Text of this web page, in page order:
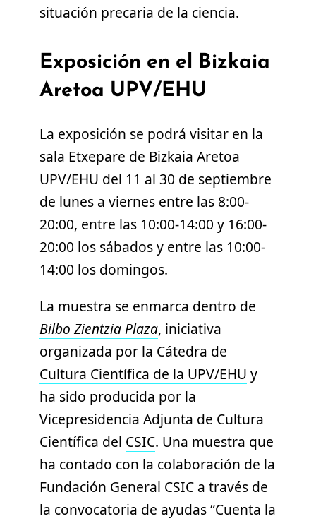
situación precaria de la ciencia.
Exposición en el Bizkaia
Aretoa UPV/EHU
La exposición se podrá visitar en la
sala Etxepare de Bizkaia Aretoa
UPV/EHU del 11 al 30 de septiembre
de lunes a viernes entre las 8:00-
20:00, entre las 10:00-14:00 y 16:00-
20:00 los sábados y entre las 10:00-
14:00 los domingos.
La muestra se enmarca dentro de
Bilbo Zientzia Plaza, iniciativa
organizada por la Cátedra de
Cultura Científica de la UPV/EHU y
ha sido producida por la
Vicepresidencia Adjunta de Cultura
Científica del CSIC. Una muestra que
ha contado con la colaboración de la
Fundación General CSIC a través de
la convocatoria de ayudas “Cuenta la